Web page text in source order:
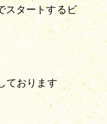
スタートするビ
ております